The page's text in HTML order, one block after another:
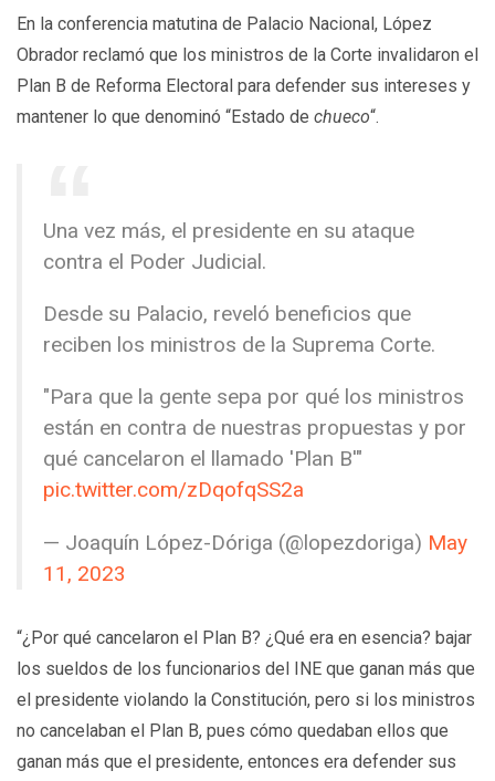
En la conferencia matutina de Palacio Nacional, López
Obrador reclamó que los ministros de la Corte invalidaron el
Plan B de Reforma Electoral para defender sus intereses y
mantener lo que denominó “Estado de chueco“.
Una vez más, el presidente en su ataque
contra el Poder Judicial.
Desde su Palacio, reveló beneficios que
reciben los ministros de la Suprema Corte.
"Para que la gente sepa por qué los ministros
están en contra de nuestras propuestas y por
qué cancelaron el llamado 'Plan B'"
pic.twitter.com/zDqofqSS2a
— Joaquín López-Dóriga (@lopezdoriga) May
11, 2023
“¿Por qué cancelaron el Plan B? ¿Qué era en esencia? bajar
los sueldos de los funcionarios del INE que ganan más que
el presidente violando la Constitución, pero si los ministros
no cancelaban el Plan B, pues cómo quedaban ellos que
ganan más que el presidente, entonces era defender sus